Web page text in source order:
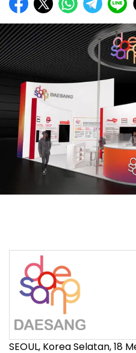
SEOUL, Korea Selatan, 18